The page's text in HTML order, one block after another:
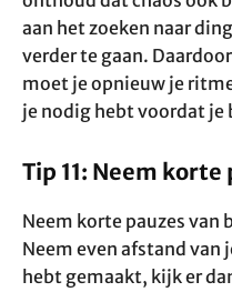
aan het zoeken naar
verder te gaan.
moet je opnieuw je
je nodig hebt voordat je
Tip 11: Neem korte
Neem korte pauzes
Neem even afstand van
hebt gemaakt, kijk er